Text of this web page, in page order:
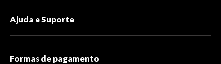
Ajuda e Suporte
Formas de pagamento